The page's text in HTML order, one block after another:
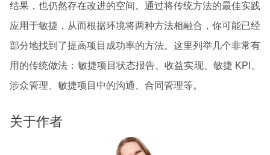
结果，也仍然存在改进的空间。通过将传统方法的最佳实践
应用于敏捷，从而根据环境将两种方法相融合，你可能已经
部分地找到了提高项目成功率的方法。这里列举几个非常有
用的传统做法：敏捷项目状态报告、收益实现、敏捷 KPI、
涉众管理、敏捷项目中的沟通、合同管理等。
关于作者